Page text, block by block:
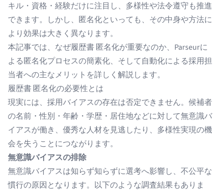
キル・資格・経験だけに注目し、多様性や法令遵守も推進
できます。しかし、匿名化といっても、その中身や方法に
より効果は大きく異なります。
本記事では、なぜ履歴書 匿名化が重要なのか、Parseurに
よる匿名化プロセスの簡素化、そして自動化による採用担
当者への主なメリットを詳しく解説します。
履歴書 匿名化の必要性とは
現実には、採用バイアスの存在は否定できません。候補者
の名前・性別・年齢・学歴・居住地などに対して無意識バ
イアスが働き、優秀な人材を見逃したり、多様性実現の機
会を失うことにつながります。
無意識バイアスの排除
無意識バイアスは知らず知らずに選考へ影響し、不公平な
慣行の原因となります。以下のような調査結果もありま